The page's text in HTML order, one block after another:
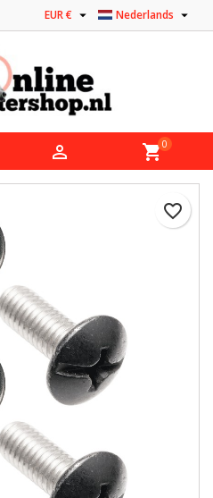
Nederlands 
EUR € 
 shopping_cart0
favorite_border